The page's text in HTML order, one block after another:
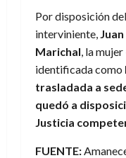
Por disposición
interviniente,
Marichal , la
identificada como
trasladada a
quedó a
Justicia
FUENTE: